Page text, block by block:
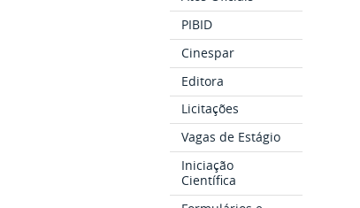
PIBID
Cinespar
Editora
Licitações
Vagas de Estágio
Iniciação
Científica